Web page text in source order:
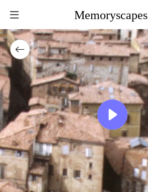
Memoryscapes